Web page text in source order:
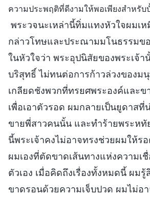
ความประพฤติที่ดีงามให้พอเพียงสำหรับ
พระวจนะเหล่านี้ทิ่มแทงหัวใจผมเ
กล่าวโทษและประณามมโนธรรมข
ในหัวใจว่า พระอุปนิสัยของพระเจ้
บริสุทธิ์ ไม่ทนต่อการก้าวล่วงของม
เกลียดชังพวกที่ทรยศพระองค์และ
เพื่อเอาตัวรอด ผมกลายเป็นยูดาสที่
ขายพี่สาวคนนั้น และทำร้ายพระหทั
นี้พระเจ้าคงไม่อาจทรงช่วยผมให้ร
ผมเองที่ตัดขาดเส้นทางแห่งความเ
ตัวเอง เมื่อคิดถึงเรื่องทั้งหมดนี้ ผมรู้
ขาดรอนด้วยความเจ็บปวด ผมไม่อ